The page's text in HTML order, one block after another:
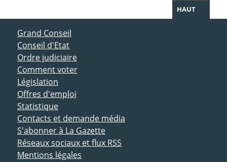
HAUT
ACCÈS DIRECT
Grand Conseil
Conseil d'Etat
Ordre judiciaire
Comment voter
Législation
Offres d'emploi
Statistique
Contacts et demande média
S'abonner à La Gazette
Réseaux sociaux et flux RSS
Mentions légales